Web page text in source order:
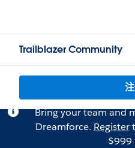
Trailblazer Community
Bring your team and
Dreamforce. Register
$999